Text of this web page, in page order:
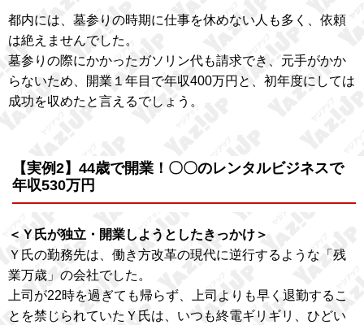
都内には、墓参りの時期に仕事を休めない人も多く、依頼
は絶えませんでした。
墓参りの際にかかったガソリン代も請求でき、元手がかか
らないため、開業１年目で年収400万円と、初年度にしては
成功を収めたと言えるでしょう。
【実例2】44歳で開業！〇〇のレンタルビジネスで
年収530万円
＜Ｙ氏が独立・開業しようとしたきっかけ＞
Ｙ氏の勤務先は、働き方改革の現代に逆行するような「残
業万歳」の会社でした。
上司が22時を過ぎても帰らず、上司よりも早く退勤するこ
とを禁じられていたＹ氏は、いつも終電ギリギリ、ひどい